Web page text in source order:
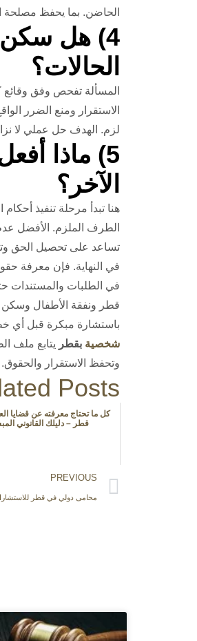
الحاضن. بما يحفظ مصلحة
4) هل
الحالات؟
المسألة تفحص وفق وقائع
الاستقرار ومنع الضرر
لزم. الهدف حل عملي لا
5) ماذا
الآخر؟
هنا تبدأ مرحلة تنفيذ أحكام
الطرف الملزم. الأفضل عدم
تساعد على تحصيل الحق
في النهاية. فإن معرفة
في الطلبات والمستندات
قطر ونفقة الأطفال وسكن
باستشارة مبكرة قبل أي
شخصية بقطر يتابع ملف
وتحفظ الاستقرار والحقوق.
Posts:
كل ما تحتاج معرفته عن قضايا
قطر – دليلك القانوني
PREVIOUS
محامى دولي في قطر